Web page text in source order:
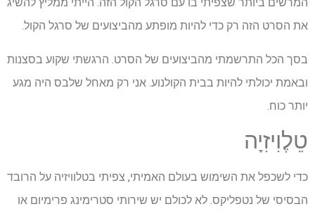
המרשים ביותר שצפיתי בו עם סרגל הקול הזה. הייתי ממליץ להשיג
את הסרט הזה רק כדי להיות מופתע מהביצועים של סרגל הקול.
בסך הכל התרשמתי מהביצועים של הסרט. הרגשתי שקוע בסצנות
ובאמת יכולתי להיות בבית הקולנוע. אני רק מאחל שלבס היה מגע
יותר כוח.
טֵלֶוִיזִיָה
כדי לשכפל את השימוש בעולם האמיתי, צפיתי בטלוויזיה על הרובד
הבסיסי של נטפליקס. לא לכולם יש שירותי סטרימינג פרימיום או